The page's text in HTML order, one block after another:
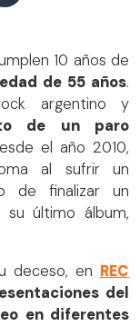
10 años de
de 55 años.
argentino y
de un paro
el año 2010,
al sufrir un
de finalizar un
último álbum,
deceso, en REC
del
en diferentes